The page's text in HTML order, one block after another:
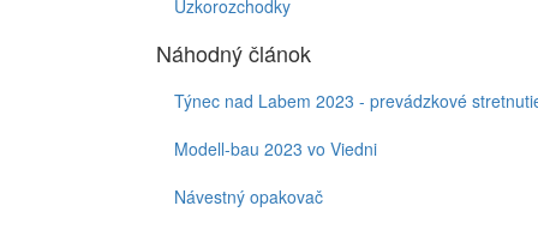
Úzkorozchodky
Náhodný článok
Týnec nad Labem 2023 - prevádzkové
Modell-bau 2023 vo Viedni
Návestný opakovač